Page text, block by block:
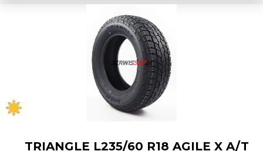
TRIANGLE L235/60 R18 AGILE X A/T